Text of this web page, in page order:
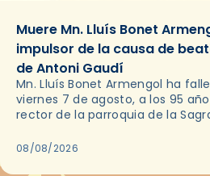
Muere Mn. Lluís Bonet
impulsor de la causa de
de Antoni Gaudí
Mn. Lluís Bonet Armengol ha
viernes 7 de agosto, a los 95
rector de la parroquia de la
08/08/2026